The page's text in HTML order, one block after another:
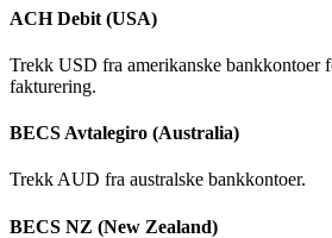
ACH Debit (USA)
Trekk USD fra amerikanske bankkontoer
fakturering.
BECS Avtalegiro (Australia)
Trekk AUD fra australske bankkontoer.
BECS NZ (New Zealand)